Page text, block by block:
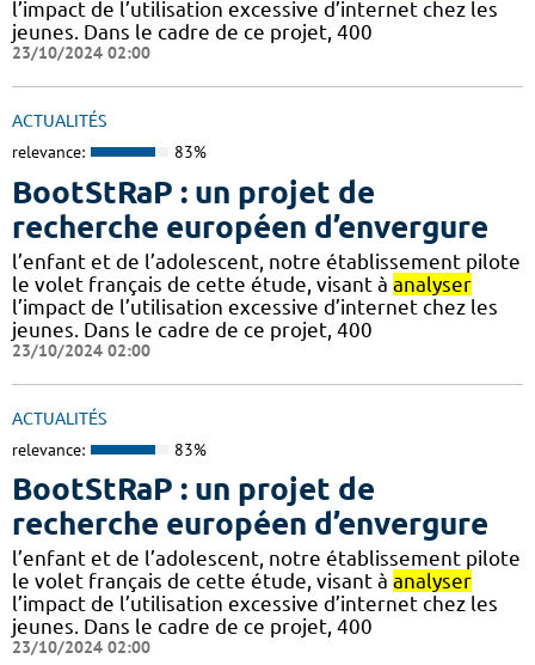
l’impact de l’utilisation excessive d’internet chez les
jeunes. Dans le cadre de ce projet, 400
23/10/2024 02:00
ACTUALITÉS
relevance: 83%
BootStRaP : un projet de
recherche européen d’envergure
l’enfant et de l’adolescent, notre établissement pilote
le volet français de cette étude, visant à analyser
l’impact de l’utilisation excessive d’internet chez les
jeunes. Dans le cadre de ce projet, 400
23/10/2024 02:00
ACTUALITÉS
relevance: 83%
BootStRaP : un projet de
recherche européen d’envergure
l’enfant et de l’adolescent, notre établissement pilote
le volet français de cette étude, visant à analyser
l’impact de l’utilisation excessive d’internet chez les
jeunes. Dans le cadre de ce projet, 400
23/10/2024 02:00